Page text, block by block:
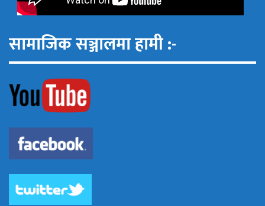
सामाजिक सञ्जालमा हामी :-